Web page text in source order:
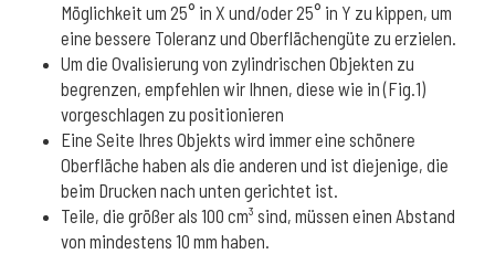
Möglichkeit um 25° in X und/oder 25° in Y zu kippen, um
eine bessere Toleranz und Oberflächengüte zu erzielen.
Um die Ovalisierung von zylindrischen Objekten zu
begrenzen, empfehlen wir Ihnen, diese wie in (Fig.1)
vorgeschlagen zu positionieren
Eine Seite Ihres Objekts wird immer eine schönere
Oberfläche haben als die anderen und ist diejenige, die
beim Drucken nach unten gerichtet ist.
Teile, die größer als 100 cm³ sind, müssen einen Abstand
von mindestens 10 mm haben.